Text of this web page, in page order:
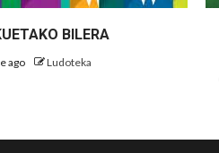
BILERA
ago Ludoteka